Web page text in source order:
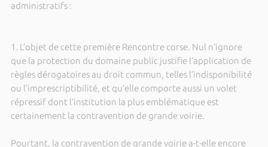
administratifs :
1. L’objet de cette première Rencontre corse. Nul n’ignore
que la protection du domaine public justifie l’application de
règles dérogatoires au droit commun, telles l’indisponibilité
ou l’imprescriptibilité, et qu’elle comporte aussi un volet
répressif dont l’institution la plus emblématique est
certainement la contravention de grande voirie.
Pourtant, la contravention de grande voirie a-t-elle encore